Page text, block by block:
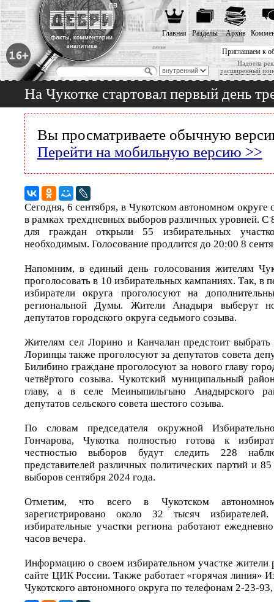
Приглашаем к
Надоела
расширенный
Главная Разделы Архив
На Чукотке стартовал первый день
Вы просматриваете обычную
Перейти на мобильную версию >>
Сегодня, 6 сентября, в Чукотском автономном округе
в рамках трехдневных выборов различных уровней. С
для граждан открыли 55 избирательных
необходимым. Голосование продлится до 20:00 8
Напомним, в единый день голосования жителям
проголосовать в 10 избирательных кампаниях. Так, в
избиратели округа проголосуют на
региональной Думы. Жители Анадыря выберут
депутатов городского округа седьмого созыва.
Жителям сел Лорино и Канчалан предстоит выбрать
Лоринцы также проголосуют за депутатов совета
Билибино граждане проголосуют за нового главу
четвёртого созыва. Чукотский муниципальный
главу, а в селе Меиныпильгыно Анадырского
депутатов сельского совета шестого созыва.
По словам председателя окружной
Гончарова, Чукотка полностью готова к
честностью выборов будут следить 228
представителей различных политических партий и
выборов сентября 2024 года.
Отметим, что всего в Чукотском
зарегистрировано около 32 тысяч
избирательные участки региона работают
часов вечера.
Информацию о своем избирательном участке жители
сайте ЦИК России. Также работает «горячая линия»
Чукотского автономного округа по телефонам 2-23-